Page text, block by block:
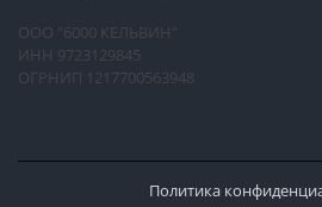
ООО "6000 КЕЛЬВИН"
ИНН 9723129845
ОГРНИП 1217700563948
Политика